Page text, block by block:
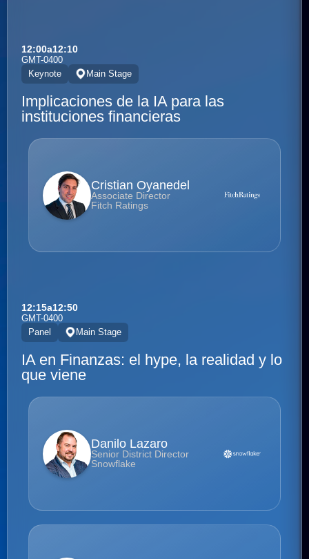
12:00a12:10
GMT-0400
Keynote
Main Stage
Implicaciones de la IA para las
instituciones financieras
Cristian Oyanedel
Associate Director
Fitch Ratings
12:15a12:50
GMT-0400
Panel
Main Stage
IA en Finanzas: el hype, la realidad y lo
que viene
Danilo Lazaro
Senior District Director
Snowflake